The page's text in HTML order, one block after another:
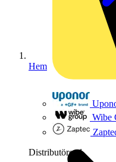
Wibe
Distributörer 1
Hem